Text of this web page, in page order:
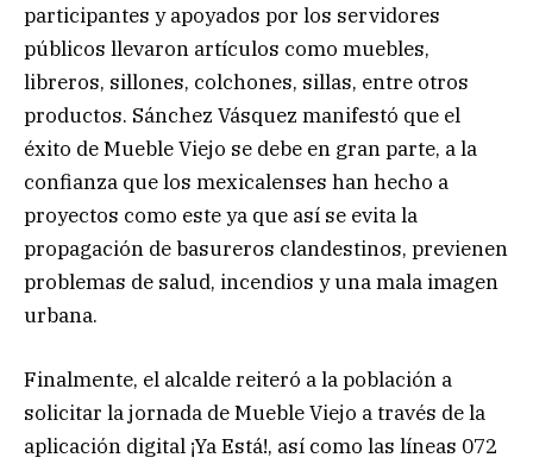
participantes y apoyados por los servidores
públicos llevaron artículos como muebles,
libreros, sillones, colchones, sillas, entre otros
productos. Sánchez Vásquez manifestó que el
éxito de Mueble Viejo se debe en gran parte, a la
confianza que los mexicalenses han hecho a
proyectos como este ya que así se evita la
propagación de basureros clandestinos, previenen
problemas de salud, incendios y una mala imagen
urbana.
Finalmente, el alcalde reiteró a la población a
solicitar la jornada de Mueble Viejo a través de la
aplicación digital ¡Ya Está!, así como las líneas 072